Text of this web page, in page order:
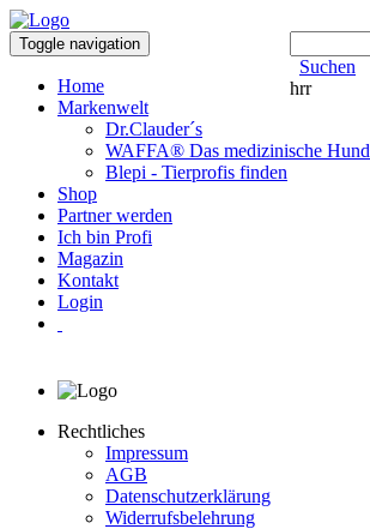
Suchen
hrr
Toggle navigation
Home
Markenwelt
Dr.Clauder´s
WAFFA® Das medizinische
Blepi - Tierprofis finden
Shop
Partner werden
Ich bin Profi
Magazin
Kontakt
Login
Rechtliches
Impressum
AGB
Datenschutzerklärung
Widerrufsbelehrung